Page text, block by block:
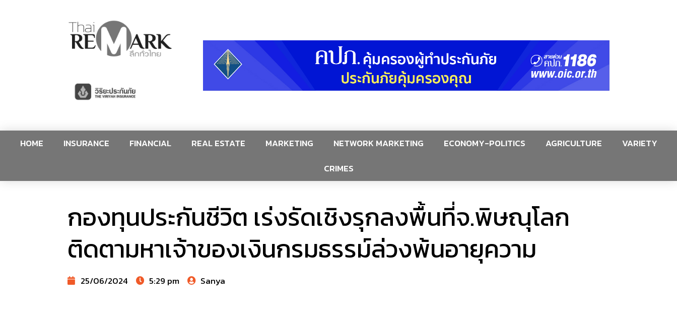
HOME INSURANCE FINANCIAL REAL ESTATE MARKETING NETWORK MARKETING ECONOMY-POLITICS AGRICULTURE
VARIETY
CRIMES
กองทุนประกันชีวิต เร่งรัดเชิงรุกลงพื้นที่จ.พิษณุโลก
ติดตามหาเจ้าของเงินกรมธรรม์ล่วงพ้นอายุความ
25/06/2024 5:29 pm Sanya